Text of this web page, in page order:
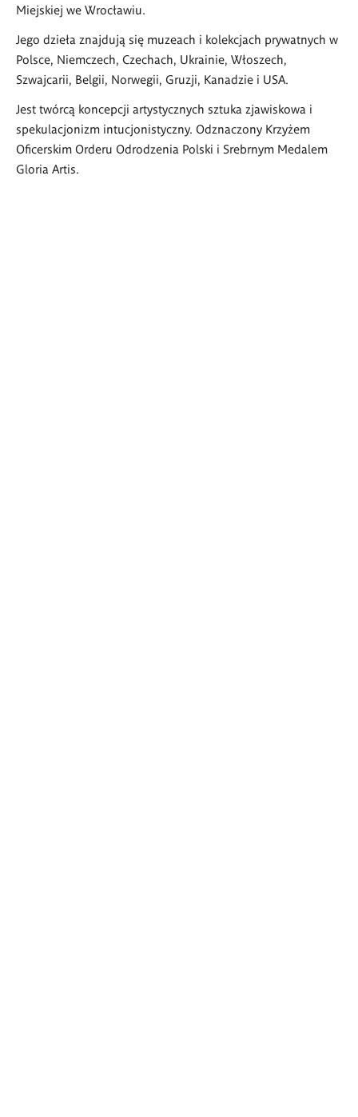
Miejskiej we Wrocławiu.
Jego dzieła znajdują się muzeach i kolekcjach prywatnych w
Polsce, Niemczech, Czechach, Ukrainie, Włoszech,
Szwajcarii, Belgii, Norwegii, Gruzji, Kanadzie i USA.
Jest twórcą koncepcji artystycznych sztuka zjawiskowa i
spekulacjonizm intucjonistyczny. Odznaczony Krzyżem
Oficerskim Orderu Odrodzenia Polski i Srebrnym Medalem
Gloria Artis.